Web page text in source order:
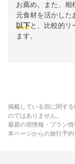
お薦め。また、相
元食材を活かした
以下と、比較的リ
ます。
掲載している宿に関す
のではありません。
最新の宿情報・プラン
本ページからの旅行予